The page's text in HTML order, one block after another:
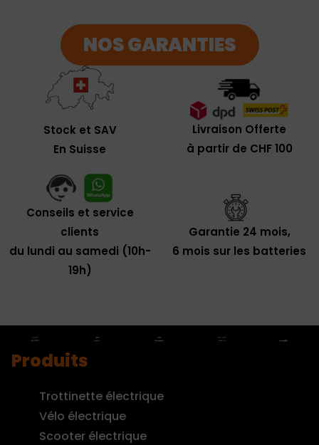
NOS GARANTIES
Stock et SAV
En Suisse
Livraison Offerte
à partir de CHF 100
Conseils et service
clients
du lundi au samedi (10h-
19h)
Garantie 24 mois,
6 mois sur les batteries
Produits
Trottinette électrique
Vélo électrique
Scooter électrique